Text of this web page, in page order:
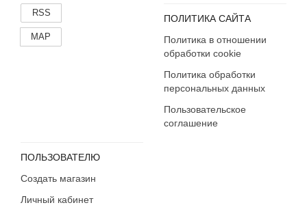
Калмыкия
Калужская область
Камчатский край
Красноярский край
Крым
RSS
MAP
ПОЛИТИКА САЙТА
Политика в отношении
обработки cookie
Политика обработки
персональных данных
Пользовательское
соглашение
ПОЛЬЗОВАТЕЛЮ
Создать магазин
Личный кабинет